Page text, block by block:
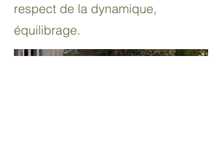
respect de la dynamique,
équilibrage.